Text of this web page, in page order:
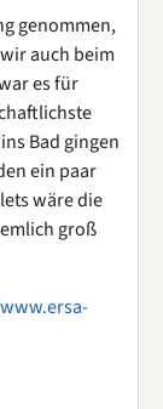
genommen,
auch beim
es für
Bad gingen
ein paar
wäre die
groß